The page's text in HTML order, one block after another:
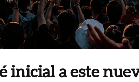
inicial a este